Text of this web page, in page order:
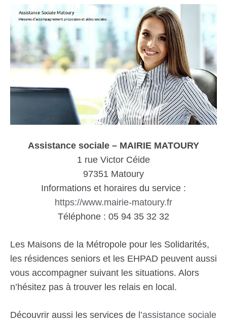
Assistance sociale – MAIRIE MATOURY
1 rue Victor Céide
97351 Matoury
Informations et horaires du service :
https://www.mairie-matoury.fr
Téléphone : 05 94 35 32 32
Les Maisons de la Métropole pour les Solidarités,
les résidences seniors et les EHPAD peuvent aussi
vous accompagner suivant les situations. Alors
n’hésitez pas à trouver les relais en local.
Découvrir aussi les services de l’assistance sociale